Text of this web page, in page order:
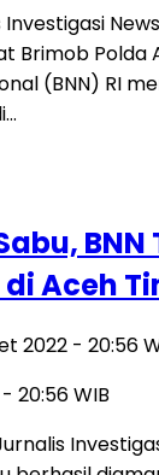
Brimob Polda
(BNN) RI
Aceh
2022 - 20:56
20:56 WIB